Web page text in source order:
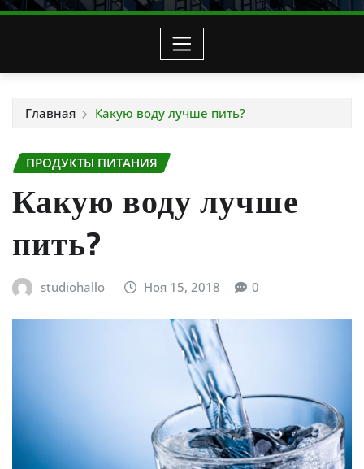
Главная Какую воду лучше пить?
ПРОДУКТЫ ПИТАНИЯ
Какую воду лучше
пить?
studiohallo_ Ноя 15, 2018 0